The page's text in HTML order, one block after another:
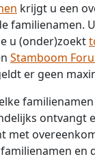
krijgt u een
familienamen.
u (onder)zoekt
Stamboom
er geen
ontvangt
met
en